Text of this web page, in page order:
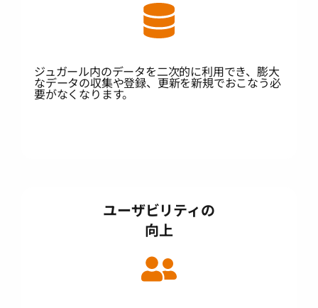
ジュガール内のデータを二次的に利用でき、膨大
なデータの収集や登録、更新を新規でおこなう必
要がなくなります。
ユーザビリティの
向上